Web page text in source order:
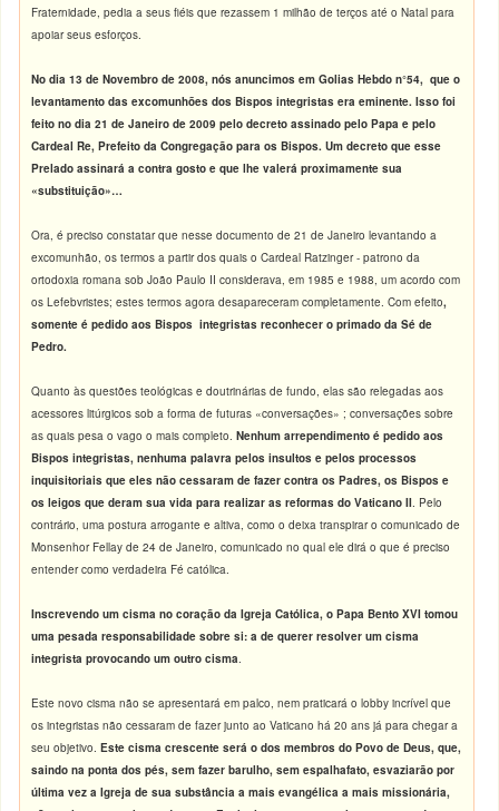
Fraternidade, pedia a seus fiéis que rezassem 1 milhão de terços até o Natal para
apoiar seus esforços.
No dia 13 de Novembro de 2008, nós anuncimos em Golias Hebdo n°54, que o
levantamento das excomunhões dos Bispos integristas era eminente. Isso foi
feito no dia 21 de Janeiro de 2009 pelo decreto assinado pelo Papa e pelo
Cardeal Re, Prefeito da Congregação para os Bispos. Um decreto que esse
Prelado assinará a contra gosto e que lhe valerá proximamente sua
«substituição»…
Ora, é preciso constatar que nesse documento de 21 de Janeiro levantando a
excomunhão, os termos a partir dos quais o Cardeal Ratzinger - patrono da
ortodoxia romana sob João Paulo II considerava, em 1985 e 1988, um acordo com
os Lefebvristes; estes termos agora desapareceram completamente. Com efeito,
somente é pedido aos Bispos integristas reconhecer o primado da Sé de
Pedro.
Quanto às questões teológicas e doutrinárias de fundo, elas são relegadas aos
acessores litúrgicos sob a forma de futuras «conversações» ; conversações sobre
as quais pesa o vago o mais completo.Nenhum arrependimento é pedido aos
Bispos integristas, nenhuma palavra pelos insultos e pelos processos
inquisitoriais que eles não cessaram de fazer contra os Padres, os Bispos e
os leigos que deram sua vida para realizar as reformas do Vaticano II. Pelo
contrário, uma postura arrogante e altiva, como o deixa transpirar o comunicado de
Monsenhor Fellay de 24 de Janeiro, comunicado no qual ele dirá o que é preciso
entender como verdadeira Fé católica.
Inscrevendo um cisma no coração da Igreja Católica, o Papa Bento XVI tomou
uma pesada responsabilidade sobre si: a de querer resolver um cisma
integrista provocando um outro cisma.
Este novo cisma não se apresentará em palco, nem praticará o lobby incrível que
os integristas não cessaram de fazer junto ao Vaticano há 20 ans já para chegar a
seu objetivo.Este cisma crescente será o dos membros do Povo de Deus, que,
saindo na ponta dos pés, sem fazer barulho, sem espalhafato, esvaziarão por
última vez a Igreja de sua substância a mais evangélica a mais missionária,